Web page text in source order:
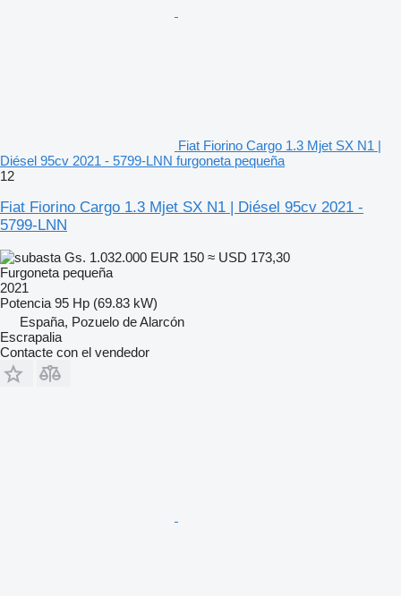
Fiat Fiorino Cargo 1.3 Mjet SX N1 |
Diésel 95cv 2021 - 5799-LNN furgoneta pequeña
12
Fiat Fiorino Cargo 1.3 Mjet SX N1 | Diésel 95cv 2021 -
5799-LNN
Gs. 1.032.000 EUR 150 ≈ USD 173,30
Furgoneta pequeña
2021
Potencia 95 Hp (69.83 kW)
España, Pozuelo de Alarcón
Escrapalia
Contacte con el vendedor